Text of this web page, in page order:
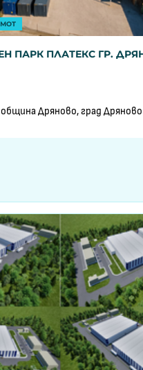
ПАРК ПЛАТЕКС ГР.
Дряново, град Дряново